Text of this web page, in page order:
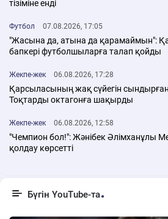
тізіміне енді
Футбол 07.08.2026, 17:05
"Жасына да, атына да қарамаймын":
бапкері футболшыларға талап қойды
Жекпе-жек 06.08.2026, 17:28
Қарсыласының жақ сүйегін
Тоқтарды октагонға шақырды
Жекпе-жек 06.08.2026, 12:58
"Чемпион бол!": Жәнібек Әлімханұлы
қолдау көрсетті
Бүгін YouTube-та